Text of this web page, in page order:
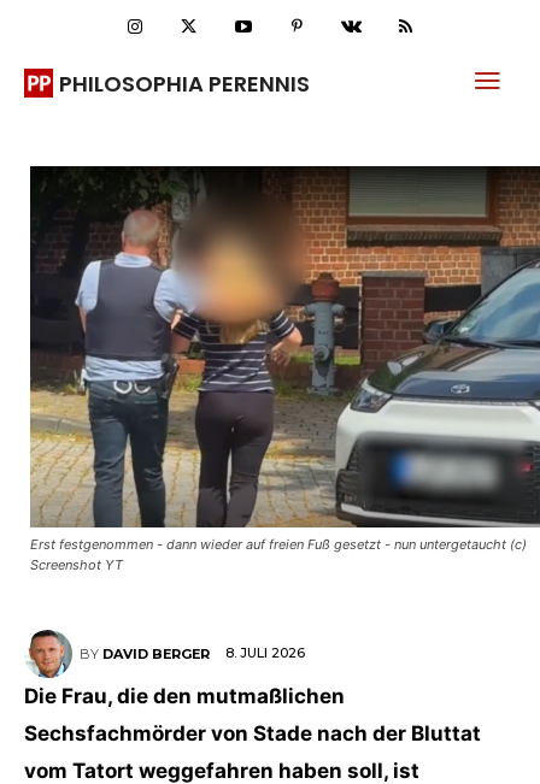
PHILOSOPHIA PERENNIS
Erst festgenommen - dann wieder auf freien Fuß gesetzt - nun untergetaucht (c)
Screenshot YT
BY DAVID BERGER 8. JULI 2026
Die Frau, die den mutmaßlichen
Sechsfachmörder von Stade nach der Bluttat
vom Tatort weggefahren haben soll, ist